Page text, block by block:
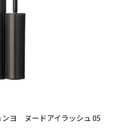
ヨ ヌードアイラッシュ 05